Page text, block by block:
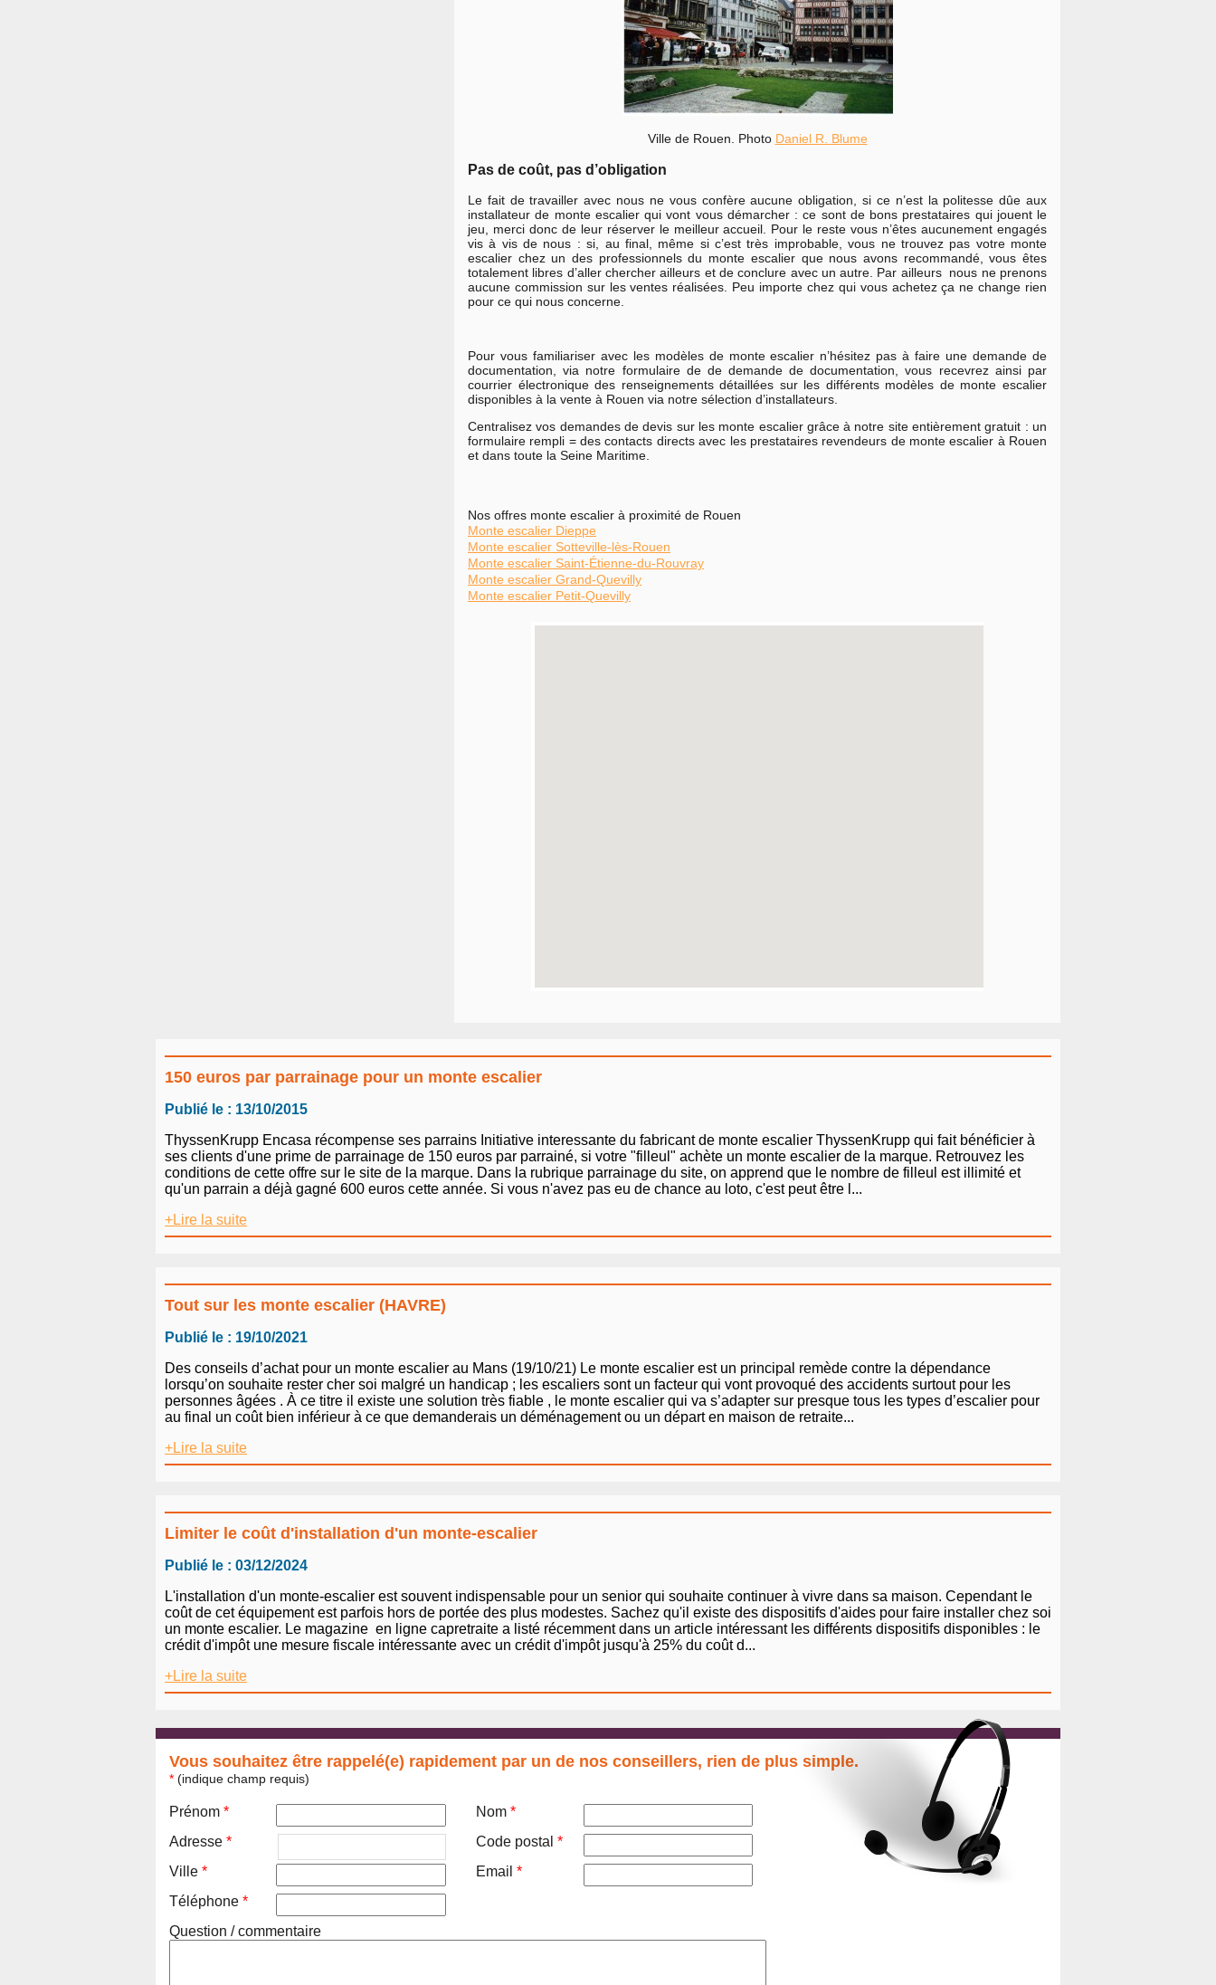
Ville de Rouen. Photo Daniel R. Blume
Pas de coût, pas d’obligation
Le fait de travailler avec nous ne vous confère aucune obligation, si ce n’est la politesse dûe aux
installateur de monte escalier qui vont vous démarcher : ce sont de bons prestataires qui jouent le
jeu, merci donc de leur réserver le meilleur accueil. Pour le reste vous n’êtes aucunement engagés
vis à vis de nous : si, au final, même si c’est très improbable, vous ne trouvez pas votre monte
escalier chez un des professionnels du monte escalier que nous avons recommandé, vous êtes
totalement libres d’aller chercher ailleurs et de conclure avec un autre. Par ailleurs nous ne prenons
aucune commission sur les ventes réalisées. Peu importe chez qui vous achetez ça ne change rien
pour ce qui nous concerne.
Pour vous familiariser avec les modèles de monte escalier n’hésitez pas à faire une demande de
documentation, via notre formulaire de de demande de documentation, vous recevrez ainsi par
courrier électronique des renseignements détaillées sur les différents modèles de monte escalier
disponibles à la vente à Rouen via notre sélection d’installateurs.
Centralisez vos demandes de devis sur les monte escalier grâce à notre site entièrement gratuit : un
formulaire rempli = des contacts directs avec les prestataires revendeurs de monte escalier à Rouen
et dans toute la Seine Maritime.
Nos offres monte escalier à proximité de Rouen
Monte escalier Dieppe
Monte escalier Sotteville-lès-Rouen
Monte escalier Saint-Étienne-du-Rouvray
Monte escalier Grand-Quevilly
Monte escalier Petit-Quevilly
150 euros par parrainage pour un monte escalier
Publié le : 13/10/2015
ThyssenKrupp Encasa récompense ses parrains Initiative interessante du fabricant de monte escalier ThyssenKrupp qui fait bénéficier à
ses clients d'une prime de parrainage de 150 euros par parrainé, si votre "filleul" achète un monte escalier de la marque. Retrouvez les
conditions de cette offre sur le site de la marque. Dans la rubrique parrainage du site, on apprend que le nombre de filleul est illimité et
qu'un parrain a déjà gagné 600 euros cette année. Si vous n'avez pas eu de chance au loto, c'est peut être l...
+Lire la suite
Tout sur les monte escalier (HAVRE)
Publié le : 19/10/2021
Des conseils d’achat pour un monte escalier au Mans (19/10/21) Le monte escalier est un principal remède contre la dépendance
lorsqu’on souhaite rester cher soi malgré un handicap ; les escaliers sont un facteur qui vont provoqué des accidents surtout pour les
personnes âgées . À ce titre il existe une solution très fiable , le monte escalier qui va s’adapter sur presque tous les types d’escalier pour
au final un coût bien inférieur à ce que demanderais un déménagement ou un départ en maison de retraite...
+Lire la suite
Limiter le coût d'installation d'un monte-escalier
Publié le : 03/12/2024
L'installation d'un monte-escalier est souvent indispensable pour un senior qui souhaite continuer à vivre dans sa maison. Cependant le
coût de cet équipement est parfois hors de portée des plus modestes. Sachez qu'il existe des dispositifs d'aides pour faire installer chez soi
un monte escalier. Le magazine en ligne capretraite a listé récemment dans un article intéressant les différents dispositifs disponibles : le
crédit d'impôt une mesure fiscale intéressante avec un crédit d'impôt jusqu'à 25% du coût d...
+Lire la suite
Vous souhaitez être rappelé(e) rapidement par un de nos conseillers, rien de plus simple.
* (indique champ requis)
Prénom * Nom*
Adresse * Code postal*
Ville * Email*
Téléphone *
Question / commentaire